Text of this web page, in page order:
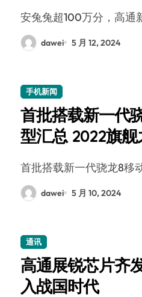
安兔兔超100万分，高
dawei 5 月 12, 2024
手机新闻
首批搭载新一代
型汇总 2022旗
首批搭载新一代骁龙8
dawei 5 月 10, 2024
通讯
高通展锐芯片齐
入战国时代